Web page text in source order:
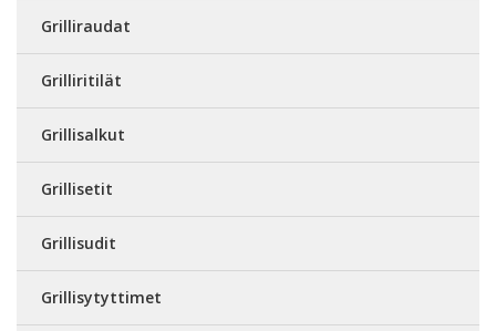
Grilliraudat
Grilliritilät
Grillisalkut
Grillisetit
Grillisudit
Grillisytyttimet